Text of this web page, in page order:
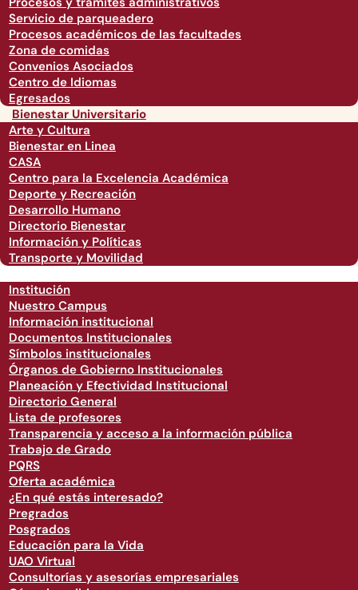
Servicio de parqueadero
Procesos académicos de las facultades
Zona de comidas
Convenios Asociados
Centro de Idiomas
Egresados
Bienestar Universitario
Arte y Cultura
Bienestar en Linea
CASA
Centro para la Excelencia Académica
Deporte y Recreación
Desarrollo Humano
Directorio Bienestar
Información y Políticas
Transporte y Movilidad
Institución
Nuestro Campus
Información institucional
Documentos Institucionales
Símbolos institucionales
Órganos de Gobierno Institucionales
Planeación y Efectividad Institucional
Directorio General
Lista de profesores
Transparencia y acceso a la información pública
Trabajo de Grado
PQRS
Oferta académica
¿En qué estás interesado?
Pregrados
Posgrados
Educación para la Vida
UAO Virtual
Consultorías y asesorías empresariales